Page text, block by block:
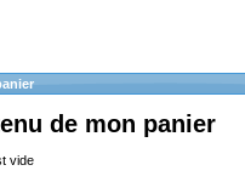
de mon panier
vide